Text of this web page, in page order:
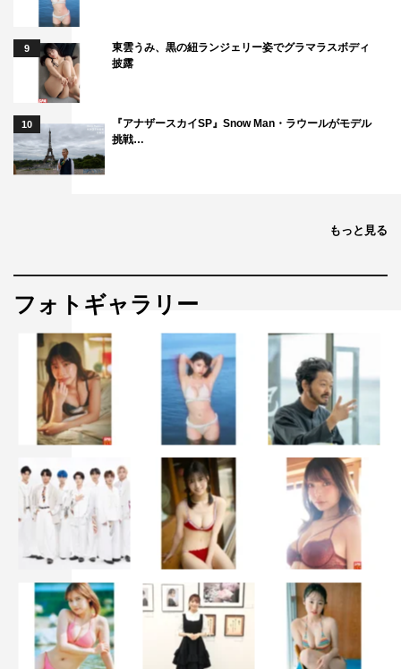
9
東雲うみ、黒の紐ランジェリー姿でグラマラスボディ
披露
10
『アナザースカイSP』Snow Man・ラウールがモデル
挑戦…
もっと見る
フォトギャラリー